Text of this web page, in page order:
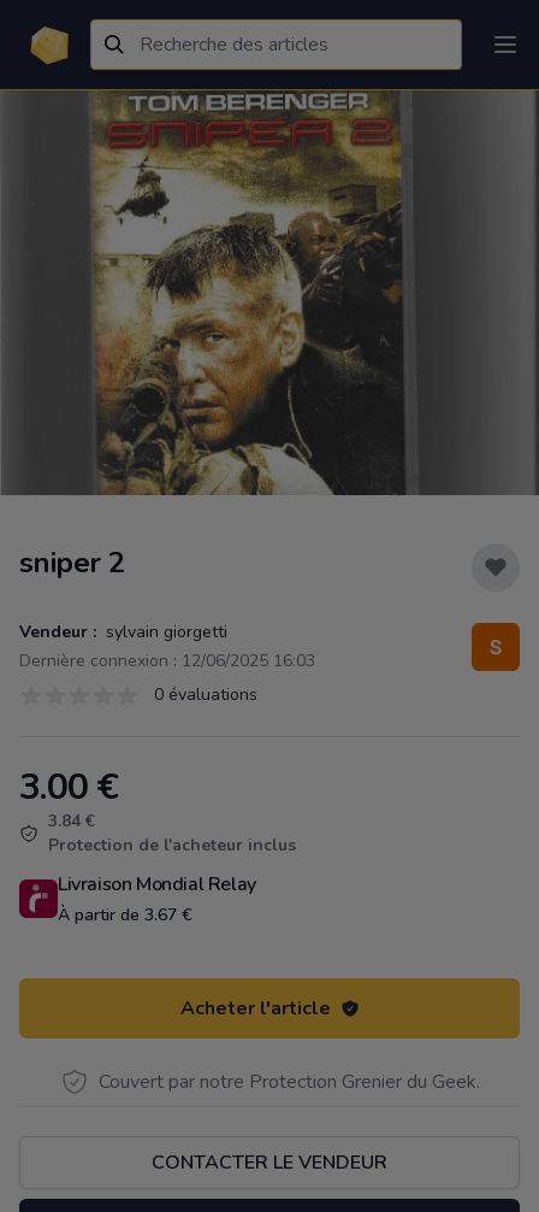
sniper 2
Vendeur : sylvain giorgetti
Dernière connexion : 12/06/2025 16:03
0 évaluations
Product information
3.00€
3.84 €
Protection de l'acheteur inclus
Livraison Mondial Relay
À partir de 3.67 €
Acheter l'article
Couvert par notre Protection Grenier du Geek.
CONTACTER LE VENDEUR